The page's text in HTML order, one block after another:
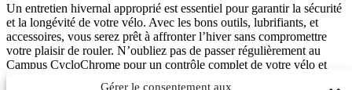
Gérer le consentement aux
Un entretien hivernal approprié est essentiel pour garantir la sécurité
et la longévité de votre vélo. Avec les bons outils, lubrifiants, et
accessoires, vous serez prêt à affronter l’hiver sans compromettre
votre plaisir de rouler. N’oubliez pas de passer régulièrement au
Campus CycloChrome pour un contrôle complet de votre vélo et